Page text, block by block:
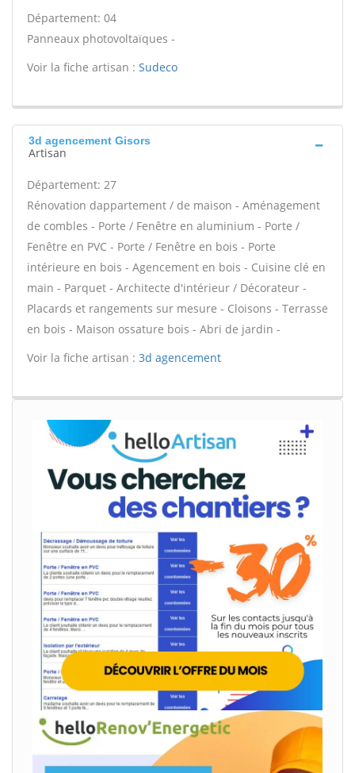
Département: 04
Panneaux photovoltaïques -
Voir la fiche artisan : Sudeco
3d agencement Gisors
Artisan
Département: 27
Rénovation dappartement / de maison - Aménagement
de combles - Porte / Fenêtre en aluminium - Porte /
Fenêtre en PVC - Porte / Fenêtre en bois - Porte
intérieure en bois - Agencement en bois - Cuisine clé en
main - Parquet - Architecte d'intérieur / Décorateur -
Placards et rangements sur mesure - Cloisons - Terrasse
en bois - Maison ossature bois - Abri de jardin -
Voir la fiche artisan : 3d agencement